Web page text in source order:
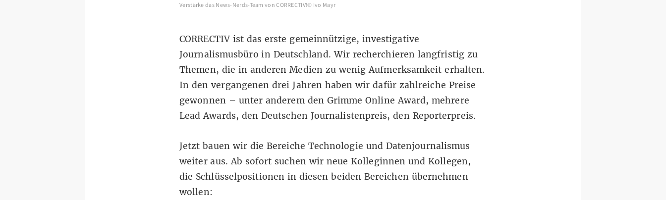
Verstärke das News-Nerds-Team von CORRECTIV!© Ivo Mayr
CORRECTIV ist das erste gemeinnützige, investigative
Journalismusbüro in Deutschland. Wir recherchieren langfristig zu
Themen, die in anderen Medien zu wenig Aufmerksamkeit erhalten.
In den vergangenen drei Jahren haben wir dafür zahlreiche Preise
gewonnen – unter anderem den Grimme Online Award, mehrere
Lead Awards, den Deutschen Journalistenpreis, den Reporterpreis.
Jetzt bauen wir die Bereiche Technologie und Datenjournalismus
weiter aus. Ab sofort suchen wir neue Kolleginnen und Kollegen,
die Schlüsselpositionen in diesen beiden Bereichen übernehmen
wollen: